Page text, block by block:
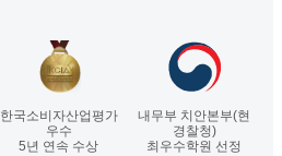
한국소비자산업평가
우수
5년 연속 수상
내무부 치안본부(현
경찰청)
최우수학원 선정